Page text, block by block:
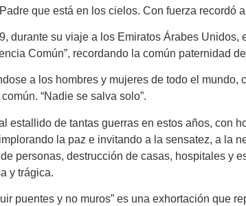
que está en los cielos. Con fuerza recordó
durante su viaje a los Emiratos Árabes
Común”, recordando la común paternidad
a los hombres y mujeres de todo el
común. “Nadie se salva solo”.
estallido de tantas guerras en estos años, con
la paz e invitando a la sensatez, a la
personas, destrucción de casas, hospitales y
y trágica.
puentes y no muros” es una exhortación que